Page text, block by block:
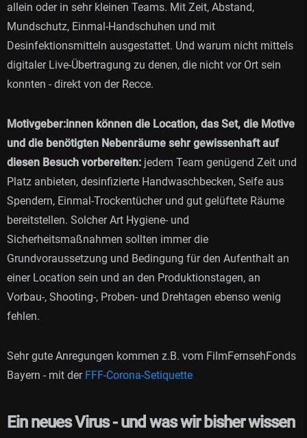
allein oder in sehr kleinen Teams. Mit Zeit, Abstand,
Mundschutz, Einmal-Handschuhen und mit
Desinfektionsmitteln ausgestattet. Und warum nicht mittels
digitaler Live-Übertragung zu denen, die nicht vor Ort sein
konnten - direkt von der Recce.
Motivgeber:innen können die Location, das Set, die Motive
und die benötigten Nebenräume sehr gewissenhaft auf
diesen Besuch vorbereiten: jedem Team genügend Zeit und
Platz anbieten, desinfizierte Handwaschbecken, Seife aus
Spendern, Einmal-Trockentücher und gut gelüftete Räume
bereitstellen. Solcher Art Hygiene- und
Sicherheitsmaßnahmen sollten immer die
Grundvoraussetzung und Bedingung für den Aufenthalt an
einer Location sein und an den Produktionstagen, an
Vorbau-, Shooting-, Proben- und Drehtagen ebenso wenig
fehlen.
Sehr gute Anregungen kommen z.B. vom FilmFernsehFonds
Bayern - mit der FFF-Corona-Setiquette
Ein neues Virus - und was wir bisher wissen